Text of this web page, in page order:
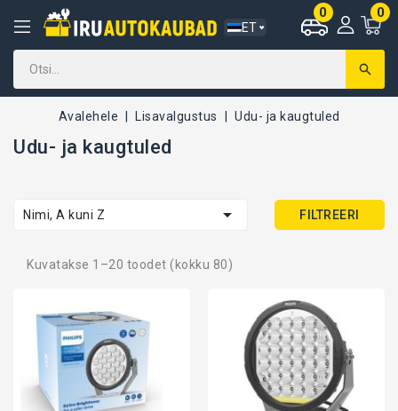
ET
0
0
Avalehele Lisavalgustus Udu- ja kaugtuled
Udu- ja kaugtuled
Nimi, A kuni Z  FILTREERI
Kuvatakse 1–20 toodet (kokku 80)